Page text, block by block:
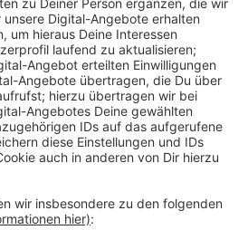
am Mittwoch beim HC
zu 27 für die Runde der letzten
Los für uns und unsere
wir alle Bock auf dieses Derby
hergehen wird, zum Glück vor
sagt Gummersbachs
Schluroff.